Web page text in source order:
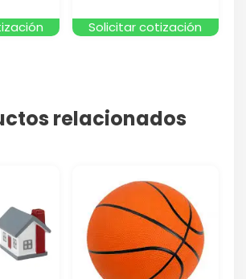
Solicitar cotización
relacionados